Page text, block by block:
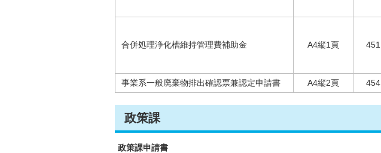
合併処理浄化槽維持管理費補助金 A4縦1頁 451
事業系一般廃棄物排出確認票兼認定申請書 A4縦2頁 454
政策課
政策課申請書